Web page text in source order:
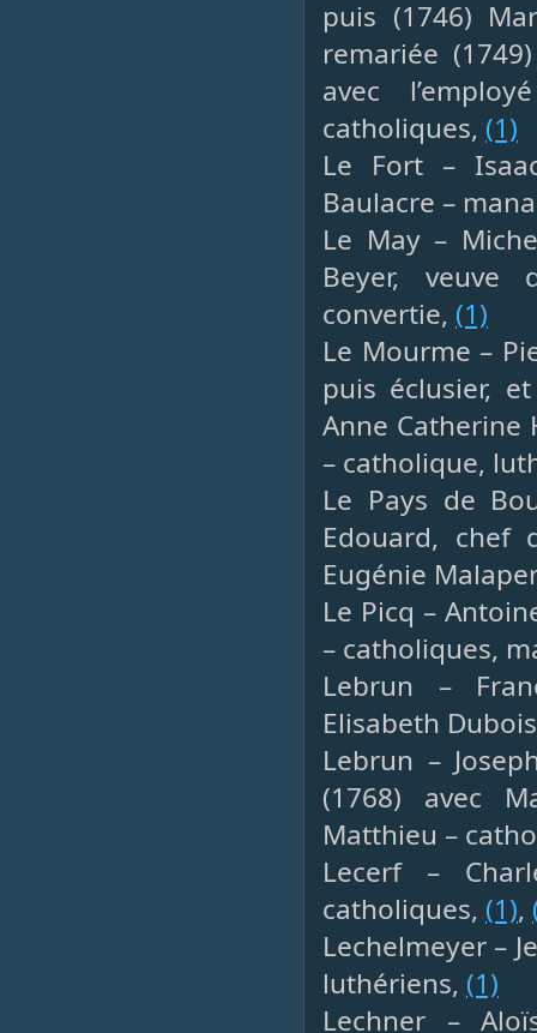
puis (1746)
remariée
avec
catholiques, (1)
Le Fort –
Baulacre –
Le May –
Beyer, veuve
convertie, (1)
Le Mourme –
puis éclusier,
Anne Catherine
– catholique,
Le Pays de
Edouard, chef
Eugénie
Le Picq –
– catholiques,
Lebrun –
Elisabeth
Lebrun –
(1768) avec
Matthieu –
Lecerf –
catholiques, (1),
Lechelmeyer –
luthériens, (1)
Lechner –